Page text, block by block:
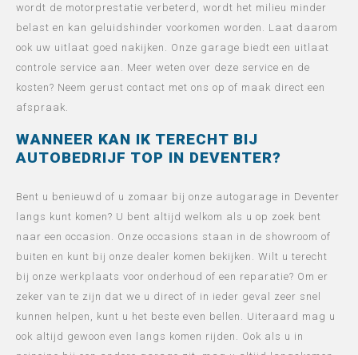
wordt de motorprestatie verbeterd, wordt het milieu minder
belast en kan geluidshinder voorkomen worden. Laat daarom
ook uw uitlaat goed nakijken. Onze garage biedt een uitlaat
controle service aan. Meer weten over deze service en de
kosten? Neem gerust contact met ons op of maak direct een
afspraak.
WANNEER KAN IK TERECHT BIJ
AUTOBEDRIJF TOP IN DEVENTER?
Bent u benieuwd of u zomaar bij onze autogarage in Deventer
langs kunt komen? U bent altijd welkom als u op zoek bent
naar een occasion. Onze occasions staan in de showroom of
buiten en kunt bij onze dealer komen bekijken. Wilt u terecht
bij onze werkplaats voor onderhoud of een reparatie? Om er
zeker van te zijn dat we u direct of in ieder geval zeer snel
kunnen helpen, kunt u het beste even bellen. Uiteraard mag u
ook altijd gewoon even langs komen rijden. Ook als u in